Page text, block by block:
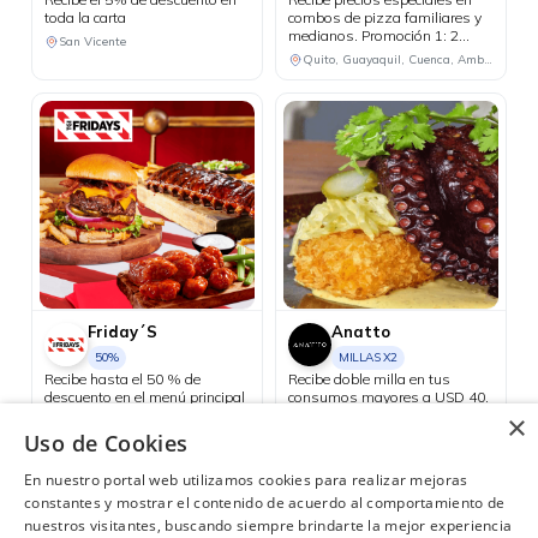
toda la carta
San Vicente
combos de pizza familiares y
medianos. Promoción 1: 2
pizzas familiares hasta 4
ingredientes + 1 bebida
Promoción 2: 2 pizzas
medianas de 1 ingrediente + 1
bebida familiar por USD 18.48.
Quito, Guayaquil, Cuenca, Ambato, Santo Domingo
Friday´S
50%
Recibe hasta el 50 % de
descuento en el menú principal
Quito
Anatto
MILLAS X2
Recibe doble milla en tus
consumos mayores a USD 40.
×
Uso de Cookies
En nuestro portal web utilizamos cookies para realizar mejoras
constantes y mostrar el contenido de acuerdo al comportamiento de
nuestros visitantes, buscando siempre brindarte la mejor experiencia